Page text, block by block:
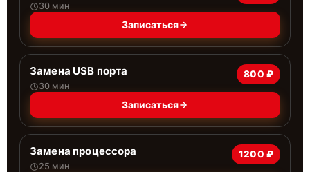
30 мин
Записаться
Замена USB порта
30 мин
800 ₽
Записаться
Замена процессора
25 мин
1200 ₽